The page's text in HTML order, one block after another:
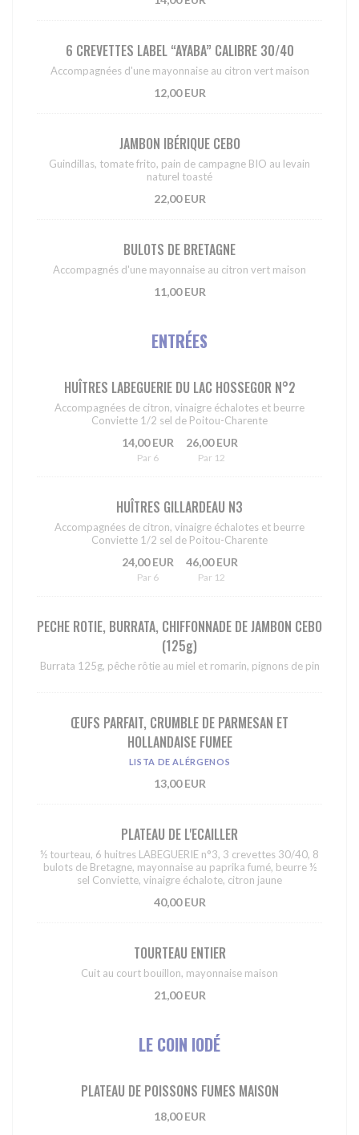
6 CREVETTES LABEL “AYABA” CALIBRE 30/40
Accompagnées d'une mayonnaise au citron vert maison
12,00 EUR
JAMBON IBÉRIQUE CEBO
Guindillas, tomate frito, pain de campagne BIO au levain
naturel toasté
22,00 EUR
BULOTS DE BRETAGNE
Accompagnés d'une mayonnaise au citron vert maison
11,00 EUR
ENTRÉES
HUÎTRES LABEGUERIE DU LAC HOSSEGOR N°2
Accompagnées de citron, vinaigre échalotes et beurre
Conviette 1/2 sel de Poitou-Charente
14,00 EUR
Par 6
26,00 EUR
Par 12
HUÎTRES GILLARDEAU N3
Accompagnées de citron, vinaigre échalotes et beurre
Conviette 1/2 sel de Poitou-Charente
24,00 EUR
Par 6
46,00 EUR
Par 12
PECHE ROTIE, BURRATA, CHIFFONNADE DE JAMBON CEBO
(125g)
Burrata 125g, pêche rôtie au miel et romarin, pignons de pin
ŒUFS PARFAIT, CRUMBLE DE PARMESAN ET
HOLLANDAISE FUMEE
LISTA DE ALÉRGENOS
13,00 EUR
PLATEAU DE L'ECAILLER
½ tourteau, 6 huitres LABEGUERIE n°3, 3 crevettes 30/40, 8
bulots de Bretagne, mayonnaise au paprika fumé, beurre ½
sel Conviette, vinaigre échalote, citron jaune
40,00 EUR
TOURTEAU ENTIER
Cuit au court bouillon, mayonnaise maison
21,00 EUR
LE COIN IODÉ
PLATEAU DE POISSONS FUMES MAISON
18,00 EUR